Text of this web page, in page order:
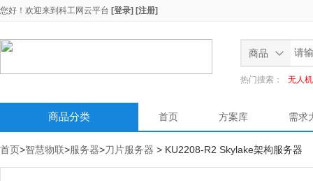
您好！欢迎来到 科工网云平台 [登录] [注册]
商品
热门搜索： 无人机
商品分类 首页 方案库 需求
首页>智慧物联>服务器>刀片服务器 > KU2208-R2 Skylake架构服务器